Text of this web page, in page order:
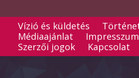
Vízió és küldetés
Médiaajánlat
Impresszum
Szerzői jogok
Kapcsolat